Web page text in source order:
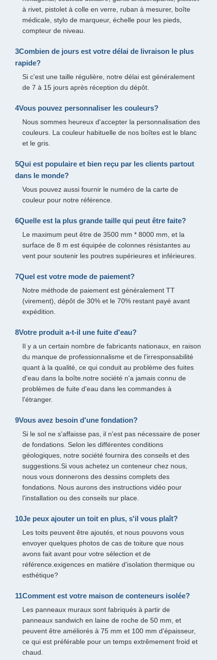
à rivet, pistolet à colle en verre, ruban à mesurer, boîte
médicale, stylo de marqueur, échelle pour les pieds,
compteur de niveau.
3Combien de jours est votre délai de livraison le plus
rapide?
Si c'est une taille régulière, notre délai est généralement
de 7 à 15 jours après réception du dépôt.
4Vous pouvez personnaliser les couleurs?
Nous sommes heureux d'accepter la personnalisation des
couleurs. La couleur habituelle de nos boîtes est le blanc
et le gris.
5Qui est populaire et bien reçu par les clients partout
dans le monde?
Vous pouvez aussi fournir le numéro de la carte de
couleur pour notre référence.
6Quelle est la plus grande taille qui peut être faite?
Le maximum peut être de 3500 mm * 8000 mm, et la
surface de 8 m est équipée de colonnes résistantes au
vent pour soutenir les poutres supérieures et inférieures.
7Quel est votre mode de paiement?
Notre méthode de paiement est généralement TT
(virement), dépôt de 30% et le 70% restant payé avant
expédition.
8Votre produit a-t-il une fuite d'eau?
Il y a un certain nombre de fabricants nationaux, en raison
du manque de professionnalisme et de l'irresponsabilité
quant à la qualité, ce qui conduit au problème des fuites
d'eau dans la boîte.notre société n'a jamais connu de
problèmes de fuite d'eau dans les commandes à
l'étranger.
9Vous avez besoin d'une fondation?
Si le sol ne s'affaisse pas, il n'est pas nécessaire de poser
de fondations. Selon les différentes conditions
géologiques, notre société fournira des conseils et des
suggestions.Si vous achetez un conteneur chez nous,
nous vous donnerons des dessins complets des
fondations. Nous aurons des instructions vidéo pour
l'installation ou des conseils sur place.
10Je peux ajouter un toit en plus, s'il vous plaît?
Les toits peuvent être ajoutés, et nous pouvons vous
envoyer quelques photos de cas de toiture que nous
avons fait avant pour votre sélection et de
référence.exigences en matière d'isolation thermique ou
esthétique?
11Comment est votre maison de conteneurs isolée?
Les panneaux muraux sont fabriqués à partir de
panneaux sandwich en laine de roche de 50 mm, et
peuvent être améliorés à 75 mm et 100 mm d'épaisseur,
ce qui est préférable pour un temps extrêmement froid et
chaud.